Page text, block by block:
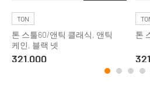
TON
톤 스툴60/앤틱 클래식, 앤틱
케인, 블랙 넷
321,000
톤